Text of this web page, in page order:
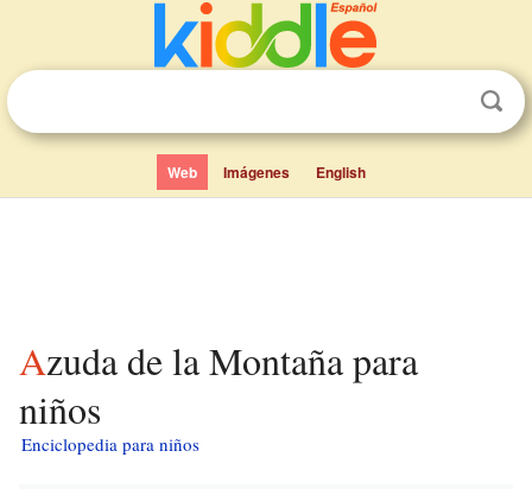
Web Imágenes English
Azuda de la Montaña para
niños
Enciclopedia para niños